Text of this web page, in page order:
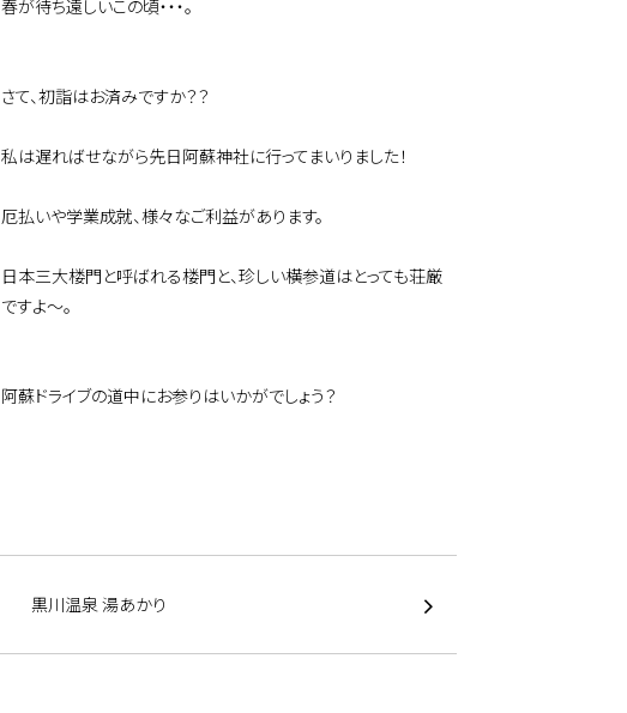
春が待ち遠しいこの頃・・・。
さて、初詣はお済みですか？？
私は遅ればせながら先日阿蘇神社に行ってまいりました！
厄払いや学業成就、様々なご利益があります。
日本三大楼門と呼ばれる楼門と、珍しい横参道はとっても荘厳
ですよ～。
阿蘇ドライブの道中にお参りはいかがでしょう？
黒川温泉 湯あかり